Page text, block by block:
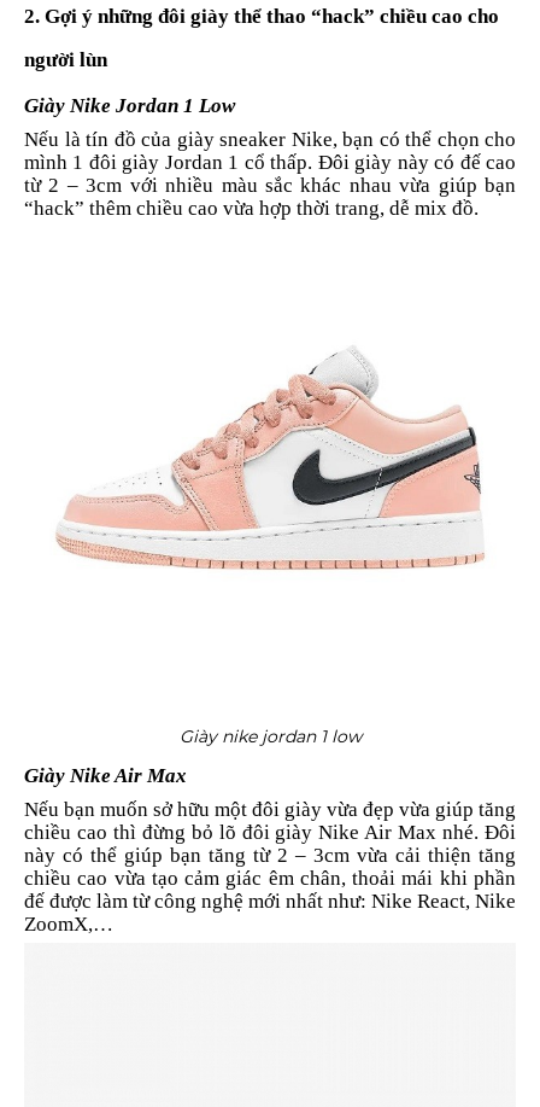
2. Gợi ý những đôi giày thể thao “hack” chiều cao cho
người lùn
Giày Nike Jordan 1 Low
Nếu là tín đồ của giày sneaker Nike, bạn có thể chọn cho
mình 1 đôi giày Jordan 1 cổ thấp. Đôi giày này có đế cao
từ 2 – 3cm với nhiều màu sắc khác nhau vừa giúp bạn
“hack” thêm chiều cao vừa hợp thời trang, dễ mix đồ.
Giày nike jordan 1 low
Giày Nike Air Max
Nếu bạn muốn sở hữu một đôi giày vừa đẹp vừa giúp tăng
chiều cao thì đừng bỏ lõ đôi giày Nike Air Max nhé. Đôi
này có thể giúp bạn tăng từ 2 – 3cm vừa cải thiện tăng
chiều cao vừa tạo cảm giác êm chân, thoải mái khi phần
đế được làm từ công nghệ mới nhất như: Nike React, Nike
ZoomX,…